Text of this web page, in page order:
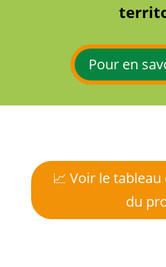
Pour en
📈 Voir le
du